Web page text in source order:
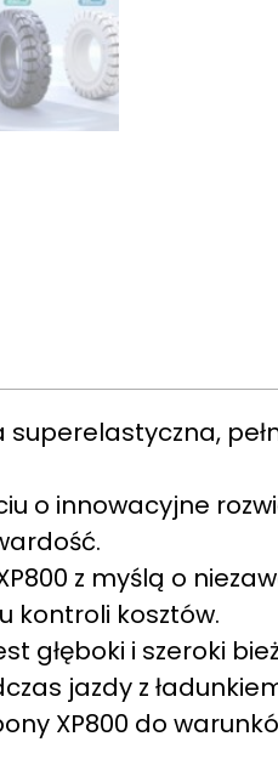
superelastyczna,
o innowacyjne
z myślą o
kontroli kosztów.
głęboki i szeroki
jazdy z
XP800 do